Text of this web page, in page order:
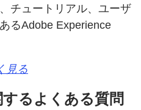
チュートリアル、ユーザ
るAdobe Experience
見る
るよくある質問